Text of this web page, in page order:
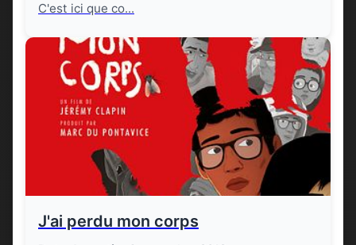
C'est ici que co...
J'ai perdu mon corps